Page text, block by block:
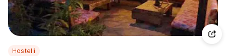
Hostelli